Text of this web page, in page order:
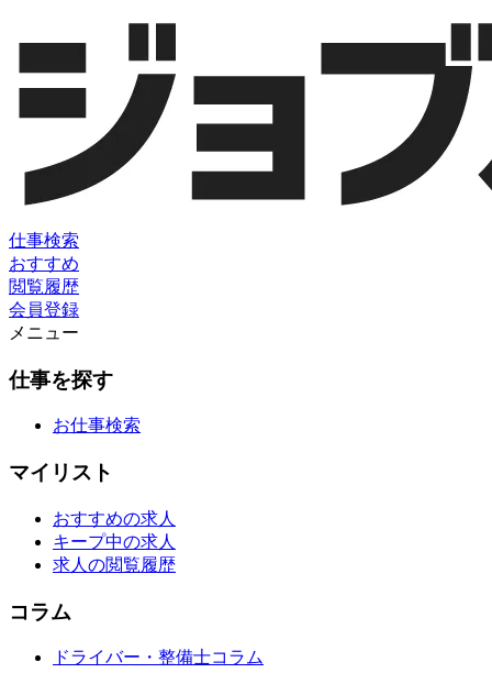
仕事検索
おすすめ
閲覧履歴
会員登録
メニュー
仕事を探す
お仕事検索
マイリスト
おすすめの求人
キープ中の求人
求人の閲覧履歴
コラム
ドライバー・整備士コラム